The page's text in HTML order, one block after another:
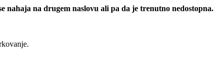
nahaja na drugem naslovu ali pa da je trenutno nedostopna.